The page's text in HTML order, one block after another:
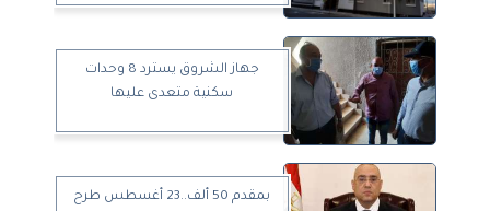
جهاز الشروق يسترد 8 وحدات
سكنية متعدى عليها
بمقدم 50 ألف..23 أغسطس طرح